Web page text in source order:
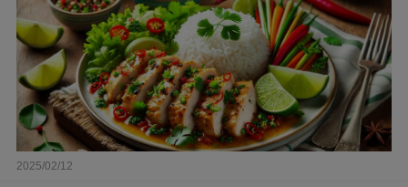
2025/02/12